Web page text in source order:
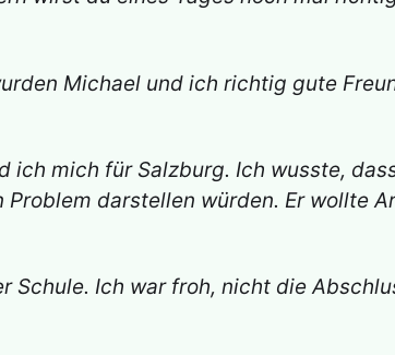
Michael und ich richtig gute
ich mich für Salzburg. Ich wusste,
darstellen würden. Er wollte
Schule. Ich war froh, nicht die